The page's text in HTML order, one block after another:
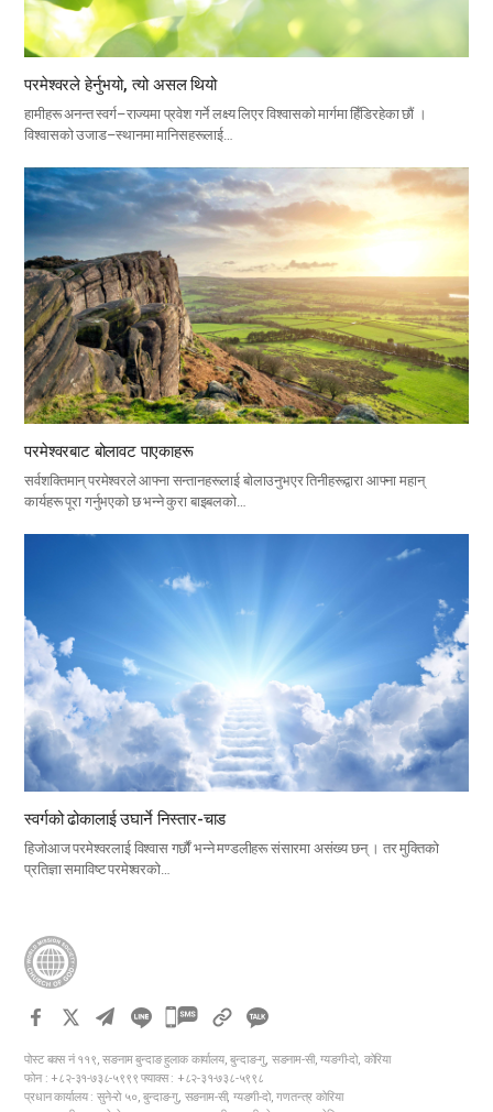
परमेश्वरले हेर्नुभयो, त्यो असल थियो
हामीहरू अनन्त स्वर्ग–राज्यमा प्रवेश गर्ने लक्ष्य लिएर विश्वासको मार्गमा हिँडिरहेका छौं ।
विश्वासको उजाड–स्थानमा मानिसहरूलाई…
परमेश्वरबाट बोलावट पाएकाहरू
सर्वशक्तिमान् परमेश्वरले आफ्ना सन्तानहरूलाई बोलाउनुभएर तिनीहरूद्वारा आफ्ना महान्
कार्यहरू पूरा गर्नुभएको छ भन्ने कुरा बाइबलको…
स्वर्गको ढोकालाई उघार्ने निस्तार-चाड
हिजोआज परमेश्वरलाई विश्वास गर्छौं भन्ने मण्डलीहरू संसारमा असंख्य छन् । तर मुक्तिको
प्रतिज्ञा समाविष्ट परमेश्वरको…
카
오
톡
पोस्ट बक्स नं ११९, सङनाम बुन्दाङ हुलाक कार्यालय, बुन्दाङ-गु, सङनाम-सी, ग्यङगी-दो, कोरिया
फोन : +८२-३१-७३८-५९९९ फ्याक्स : +८२-३१-७३८-५९९८
प्रधान कार्यालय : सुने-रो ५०, बुन्दाङ-गु, सङनाम-सी, ग्यङगी-दो, गणतन्त्र कोरिया